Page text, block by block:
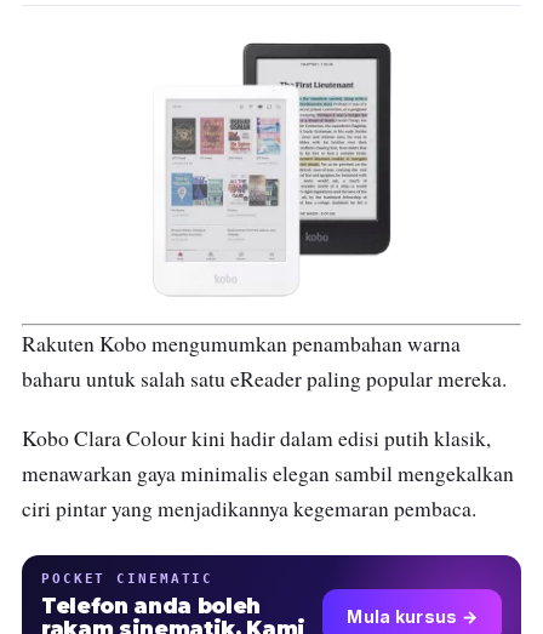
Rakuten Kobo mengumumkan penambahan warna
baharu untuk salah satu eReader paling popular mereka.
Kobo Clara Colour kini hadir dalam edisi putih klasik,
menawarkan gaya minimalis elegan sambil mengekalkan
ciri pintar yang menjadikannya kegemaran pembaca.
POCKET CINEMATIC
Telefon anda boleh
rakam sinematik. Kami
Mula kursus →